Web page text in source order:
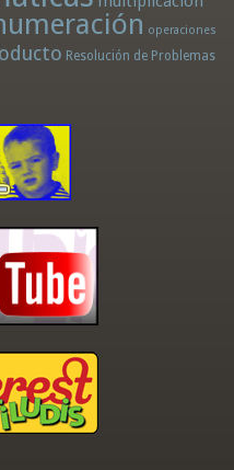
operaciones
Resolución de Problemas